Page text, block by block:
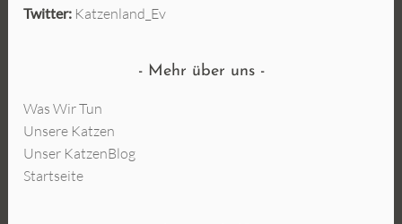
Twitter: Katzenland_Ev
Mehr über uns
Was Wir Tun
Unsere Katzen
Unser KatzenBlog
Startseite